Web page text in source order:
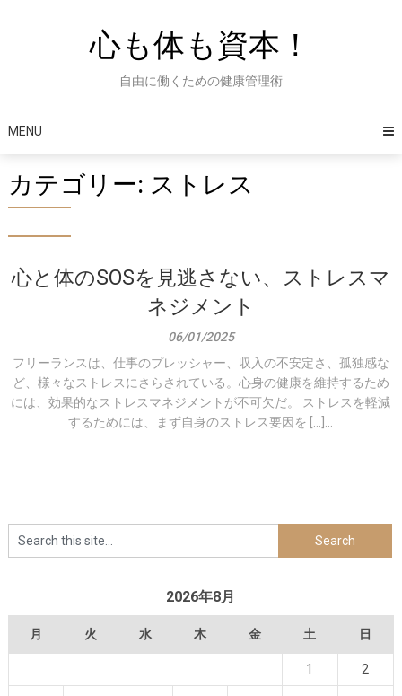
心も体も資本！
自由に働くための健康管理術
MENU
カテゴリー: ストレス
心と体のSOSを見逃さない、ストレスマ
ネジメント
06/01/2025
フリーランスは、仕事のプレッシャー、収入の不安定さ、孤独感な
ど、様々なストレスにさらされている。心身の健康を維持するため
には、効果的なストレスマネジメントが不可欠だ。 ストレスを軽減
するためには、まず自身のストレス要因を […]...
2026年8月
月 火 水 木 金 土 日
1 2